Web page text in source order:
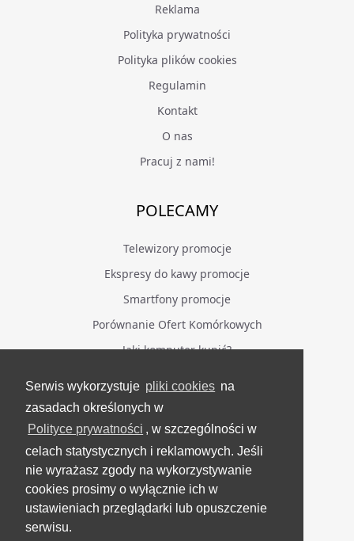
Serwis wykorzystuje pliki cookies na
zasadach określonych w
Polityce prywatności , w szczególności w
celach statystycznych i reklamowych. Jeśli
nie wyrażasz zgody na wykorzystywanie
cookies prosimy o wyłącznie ich w
ustawieniach przeglądarki lub opuszczenie
serwisu.
Reklama
Polityka prywatności
Polityka plików cookies
Regulamin
Kontakt
O nas
Pracuj z nami!
POLECAMY
Telewizory promocje
Ekspresy do kawy promocje
Smartfony promocje
Porównanie Ofert Komórkowych
Jaki komputer kupić?
BĄDŹ NA BIEŻĄCO
Facebook
Grupa Testerzy Videotestów
YouTube
Twitter